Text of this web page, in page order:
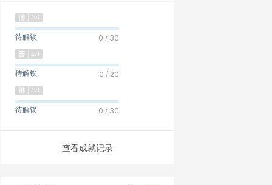
待解锁 0 / 30
待解锁 0 / 20
待解锁 0 / 30
查看成就记录